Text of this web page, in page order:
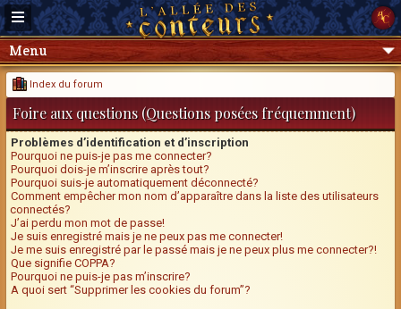
Menu
Index du forum
Foire aux questions (Questions posées fréquemment)
Problèmes d’identification et d’inscription
Pourquoi ne puis-je pas me connecter?
Pourquoi dois-je m’inscrire après tout?
Pourquoi suis-je automatiquement déconnecté?
Comment empêcher mon nom d’apparaître dans la liste des utilisateurs
connectés?
J’ai perdu mon mot de passe!
Je suis enregistré mais je ne peux pas me connecter!
Je me suis enregistré par le passé mais je ne peux plus me connecter?!
Que signifie COPPA?
Pourquoi ne puis-je pas m’inscrire?
A quoi sert “Supprimer les cookies du forum”?